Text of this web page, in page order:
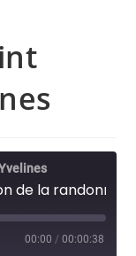
00:00 / 00:00:38